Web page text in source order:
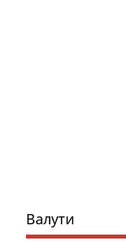
Валути